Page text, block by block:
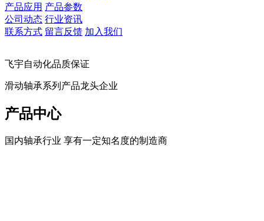
产品应用 产品参数
公司动态 行业资讯
联系方式 留言反馈 加入我们
飞宇自动化品质保证
滑动轴承系列产品龙头企业
产品中心
国内轴承行业 享有一定知名度的制造商